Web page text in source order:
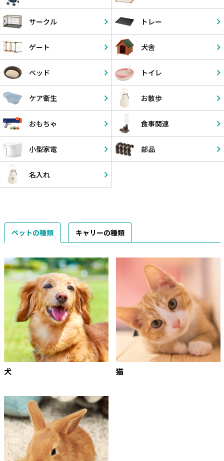
サークル トレー
ゲート 犬舎
ベッド トイレ
ケア衛生 お散歩
おもちゃ 食事関連
小型家電 部品
名入れ
ペットの種類 キャリーの種類
犬 猫